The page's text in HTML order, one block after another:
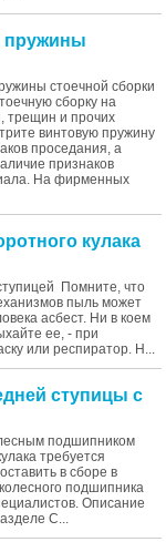
пружины
стоечной сборки
сборку на
трещин и прочих
винтовую пружину
проседания, а
признаков
На фирменных
кулака
Помните, что
пыль может
асбест. Ни в коем
ее, - при
или респиратор. Н...
ступицы с
подшипником
требуется
в сборе в
подшипника
Описание
С...